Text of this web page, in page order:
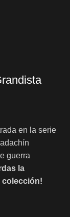
en la serie
guerra
la
colección!